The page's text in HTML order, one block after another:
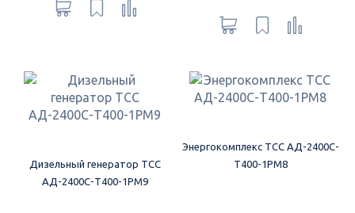
Дизельный генератор ТСС
АД-2400С-Т400-1РМ9
Энергокомплекс ТСС АД-2400С-
Т400-1РМ8